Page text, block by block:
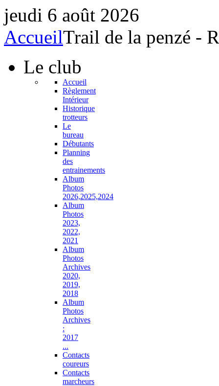
jeudi 6 août 2026
AccueilTrail de la penzé -
Le club
Accueil
Règlement
Intérieur
Historique
trotteurs
Le
bureau
Débutants
Planning
des
entrainements
Album
Photos
2026,2025,2024
Album
Photos
2023,
2022,
2021
Album
Photos
Archives
2020,
2019,
2018
Album
Photos
Archives
:
2017
...
Contacts
coureurs
Contacts
marcheurs